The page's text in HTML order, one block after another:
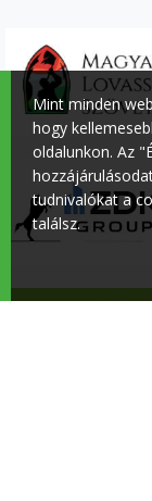
Mint minden
hogy
oldalunkon. Az
tudnivalókat a
találsz.